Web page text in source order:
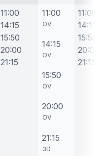
11:00
14:15
15:50
20:00
21:15
11:00
OV
14:15
OV
15:50
OV
20:00
OV
21:15
3D
11:00
14:15
15:50
20:00
21:15